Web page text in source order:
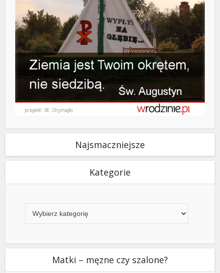
Najsmaczniejsze
Kategorie
Matki – męzne czy szalone?